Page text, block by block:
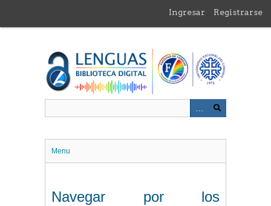
contenido
Ingresar Registrarse
Menu
Navegar por los